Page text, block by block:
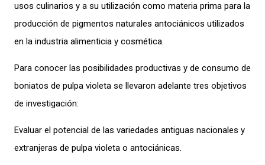
usos culinarios y a su utilización como materia prima para la
producción de pigmentos naturales antociánicos utilizados
en la industria alimenticia y cosmética.
Para conocer las posibilidades productivas y de consumo de
boniatos de pulpa violeta se llevaron adelante tres objetivos
de investigación:
Evaluar el potencial de las variedades antiguas nacionales y
extranjeras de pulpa violeta o antociánicas.